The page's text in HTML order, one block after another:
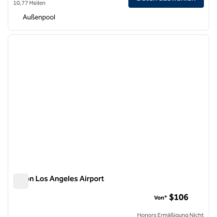
10,77 Meilen
Außenpool
1 von 12
Hilton Los Angeles Airport
Von* $106
Honors Ermäßigung Nicht